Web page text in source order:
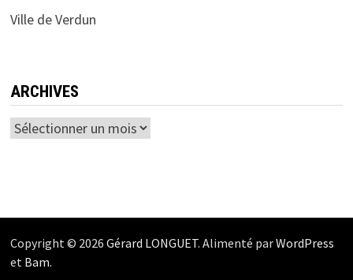
Ville de Verdun
ARCHIVES
Archives
Copyright © 2026 Gérard LONGUET. Alimenté parWordPress
et Bam.